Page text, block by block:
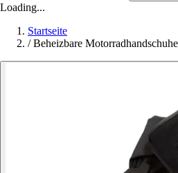
Loading...
Startseite
/ Beheizbare